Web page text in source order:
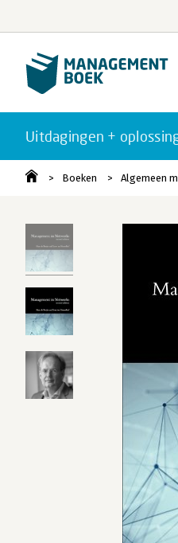
Uitdagingen +
Boeken Algemeen